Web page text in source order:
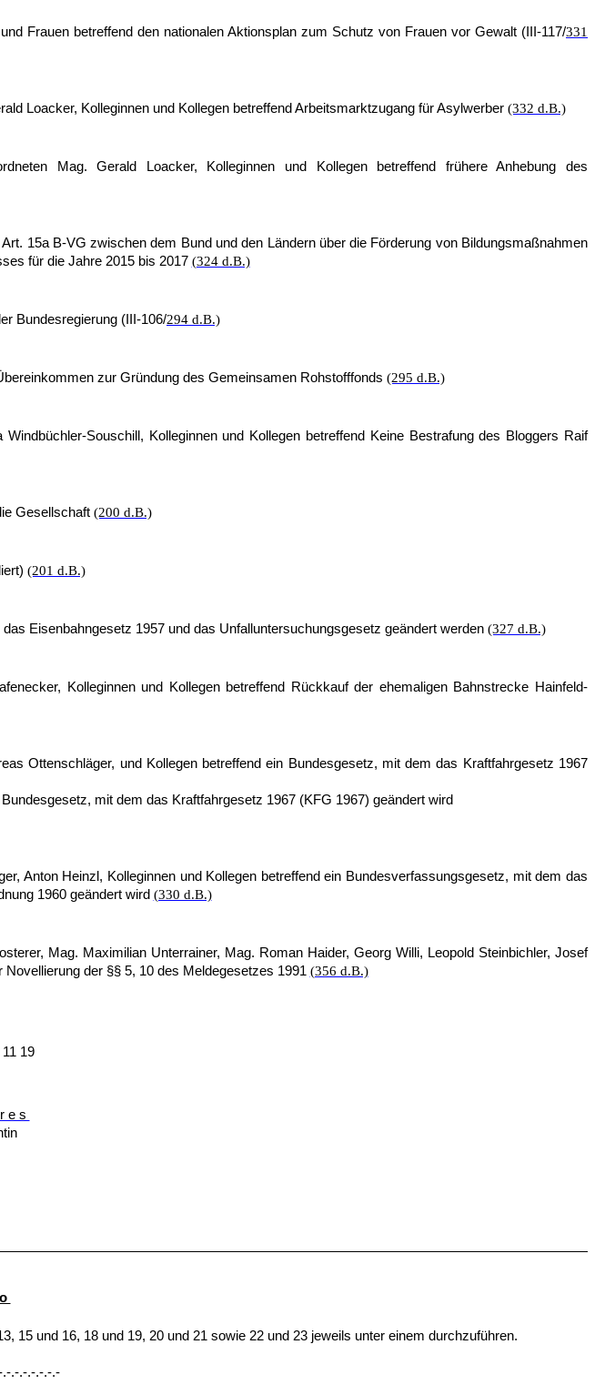
Frauen betreffend den nationalen Aktionsplan zum Schutz von Frauen vor Gewalt (III-117/331
Loacker, Kolleginnen und Kollegen betreffend Arbeits­marktzugang für Asylwerber (332 d.B.)
Mag. Gerald Loacker, Kolleginnen und Kollegen betreffend frühere Anhebung des
15a B-VG zwischen dem Bund und den Ländern über die Förderung von Bildungsmaßnahmen
für die Jahre 2015 bis 2017 (324 d.B.)
Bundesregierung (III-106/294 d.B.)
zur Gründung des Gemeinsamen Rohstofffonds (295 d.B.)
Souschill, Kolleginnen und Kollegen betreffend Keine Bestrafung des Bloggers Raif
Gesellschaft (200 d.B.)
(201 d.B.)
Eisenbahngesetz 1957 und das Unfalluntersuchungs­gesetz geändert werden (327 d.B.)
Kolleginnen und Kollegen betreffend Rückkauf der ehemaligen Bahnstrecke Hainfeld-
Ottenschläger, und Kollegen betreffend ein Bundesgesetz, mit dem das Kraftfahrgesetz 1967
mit dem das Kraftfahrgesetz 1967 (KFG 1967) geändert wird
Anton Heinzl, Kolleginnen und Kollegen betreffend ein Bundesverfassungsgesetz, mit dem das
1960 geändert wird (330 d.B.)
Mag. Maximilian Unterrainer, Mag. Roman Haider, Georg Willi, Leopold Steinbichler, Josef
der §§ 5, 10 des Meldegesetzes 1991 (356 d.B.)
19
und 16, 18 und 19, 20 und 21 sowie 22 und 23 jeweils unter einem durch­zu­führen.
.-.-.-.-.-.-